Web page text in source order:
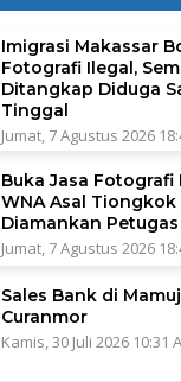
Imigrasi Makassar
Fotografi Ilegal,
Ditangkap Diduga
Tinggal
Jumat, 7 Agustus 2026
Buka Jasa Fotografi
WNA Asal Tiongkok
Diamankan
Jumat, 7 Agustus 2026
Sales Bank di
Curanmor
Kamis, 30 Juli 2026 10:31